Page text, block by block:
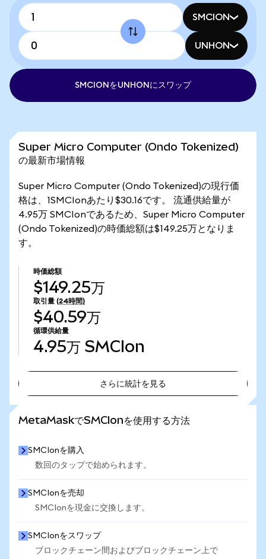
SMCION
UNHON
SMCIONをUNHONにスワップ
Super Micro Computer (Ondo Tokenized)
の最新市場情報
Super Micro Computer (Ondo Tokenized)の現行価
格は、1SMCIonあたり$30.16です。 流通供給量が
4.95万 SMCIonであるため、Super Micro Computer
(Ondo Tokenized)の時価総額は$149.25万となりま
す。
時価総額
$149.25万
取引量 (24時間)
$40.59万
循環供給量
4.95万 SMCIon
さらに統計を見る
MetaMaskでSMCIonを使用する方法
SMCIonを購入
数回のタップで始められます。
SMCIonを売却
SMCIonを現金に交換します。
SMCIonをスワップ
ブロックチェーン間およびブロックチェーン上で